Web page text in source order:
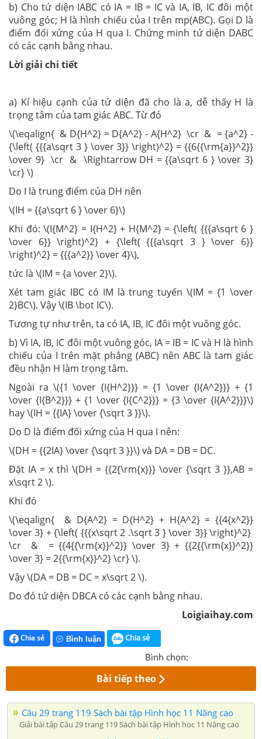
b) Cho tứ diện IABC có IA = IB = IC và IA, IB, IC đôi một
vuông góc; H là hình chiếu của I trên mp(ABC). Gọi D là
điểm đối xứng của H qua I. Chứng minh tứ diện DABC
có các cạnh bằng nhau.
Lời giải chi tiết
a) Kí hiệu cạnh của tứ diện đã cho là a, dễ thấy H là
trọng tâm của tam giác ABC. Từ đó
\(\eqalign{ & D{H^2} = D{A^2} - A{H^2} \cr & = {a^2} -
{\left( {{{a\sqrt 3 } \over 3}} \right)^2} = {{6{{\rm{a}}^2}}
\over 9} \cr & \Rightarrow DH = {{a\sqrt 6 } \over 3}
\cr} \)
Do I là trung điểm của DH nên
\(IH = {{a\sqrt 6 } \over 6}\)
Khi đó: \(I{M^2} = I{H^2} + H{M^2} = {\left( {{{a\sqrt 6 }
\over 6}} \right)^2} + {\left( {{{a\sqrt 3 } \over 6}}
\right)^2} = {{{a^2}} \over 4}\),
tức là \(IM = {a \over 2}\).
Xét tam giác IBC có IM là trung tuyến \(IM = {1 \over
2}BC\). Vậy \(IB \bot IC\).
Tương tự như trên, ta có IA, IB, IC đôi một vuông góc.
b) Vì IA, IB, IC đôi một vuông góc, IA = IB = IC và H là hình
chiếu của I trên mặt phẳng (ABC) nên ABC là tam giác
đều nhận H làm trọng tâm.
Ngoài ra \({1 \over {I{H^2}}} = {1 \over {I{A^2}}} + {1
\over {I{B^2}}} + {1 \over {I{C^2}}} = {3 \over {I{A^2}}}\)
hay \(IH = {{IA} \over {\sqrt 3 }}\).
Do D là điểm đối xứng của H qua I nên:
\(DH = {{2IA} \over {\sqrt 3 }}\) và DA = DB = DC.
Đặt IA = x thì \(DH = {{2{\rm{x}}} \over {\sqrt 3 }},AB =
x\sqrt 2 \).
Khi đó
\(\eqalign{ & D{A^2} = D{H^2} + H{A^2} = {{4{x^2}}
\over 3} + {\left( {{{x\sqrt 2 .\sqrt 3 } \over 3}} \right)^2}
\cr & = {{4{{\rm{x}}^2}} \over 3} + {{2{{\rm{x}}^2}}
\over 3} = 2{{\rm{x}}^2} \cr} \).
Vậy \(DA = DB = DC = x\sqrt 2 \).
Do đó tứ diện DBCA có các cạnh bằng nhau.
Loigiaihay.com
Chia sẻ Bình luận Chia sẻ
Bình chọn:
Bài tiếp theo
Câu 29 trang 119 Sách bài tập Hình học 11 Nâng cao
Giải bài tập Câu 29 trang 119 Sách bài tập Hình học 11 Nâng cao